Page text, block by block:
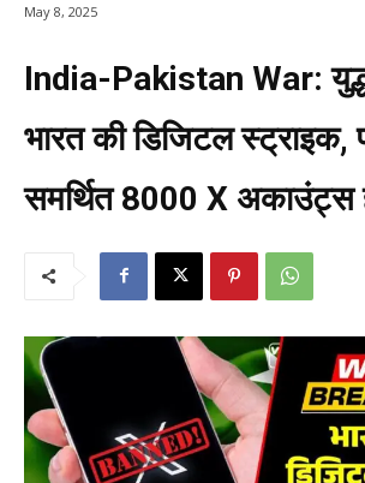
May 8, 2025
India-Pakistan War:
भारत की डिजिटल स्ट्राइक,
समर्थित 8000 X अकाउंट्स